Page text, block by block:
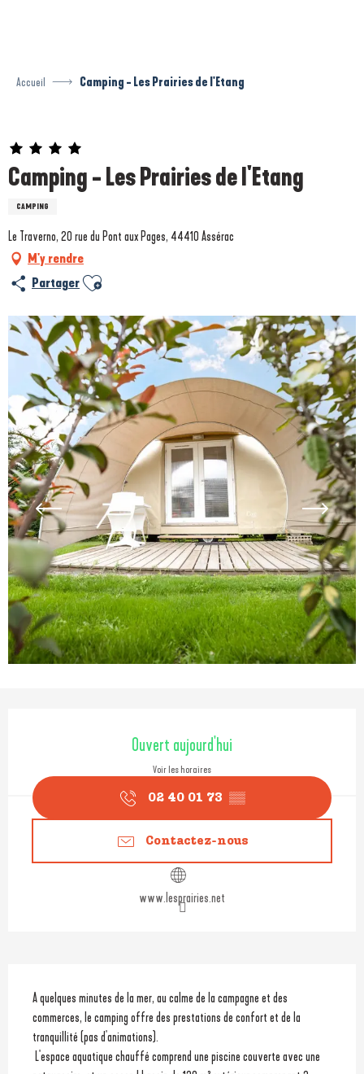
Accueil Camping - Les Prairies de l'Etang
Camping - Les Prairies de l'Etang
CAMPING
Prestataire engagé dans une démarche environnementale
Le Traverno, 20 rue du Pont aux Pages, 44410 Assérac
M'y rendre
Partager Ajouter aux favoris
Ouverture et coordonnées
Ouvert aujourd'hui
Voir les horaires
02 40 01 73 ▒▒
Contactez-nous
www.lesprairies.net
Description
A quelques minutes de la mer, au calme de la campagne et des
commerces, le camping offre des prestations de confort et de la
tranquillité (pas d'animations).